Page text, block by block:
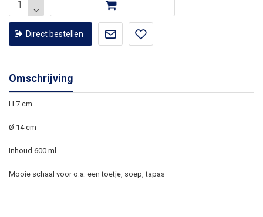
Direct bestellen
Omschrijving
H 7 cm
Ø 14 cm
Inhoud 600 ml
Mooie schaal voor o.a. een toetje, soep, tapas